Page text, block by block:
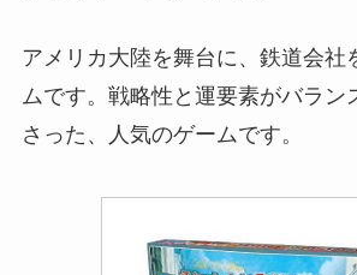
アメリカ大陸を舞台に、鉄道会社
ムです。戦略性と運要素がバラン
さった、人気のゲームです。